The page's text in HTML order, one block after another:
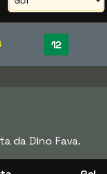
12
da Dino Fava.